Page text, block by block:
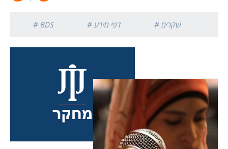
# BDS # דפי מידע # שקרים